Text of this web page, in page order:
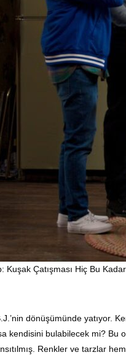
Kuşak Çatışması Hiç Bu
dönüşümünde yatıyor.
kendisini bulabilecek mi?
Renkler ve tarzlar